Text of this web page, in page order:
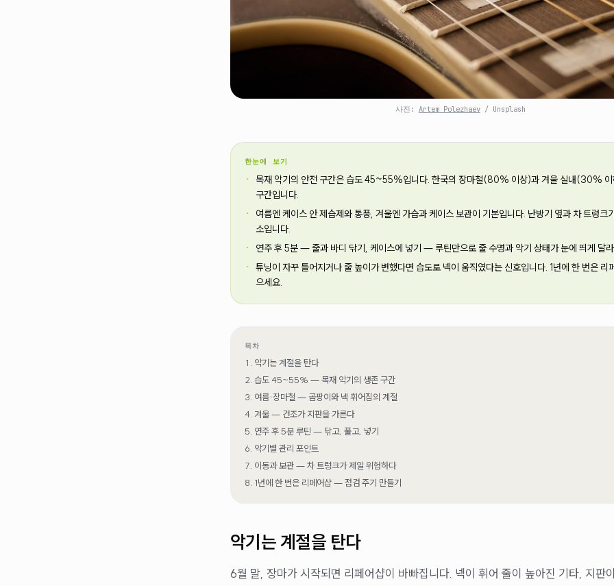
사진: Artem Polezhaev / Unsplash
한눈에 보기
목재 악기의 안전 구간은 습도 45~55%입니다. 한국의 장마철(80% 이상)과 겨울 실내(30% 이
구간입니다.
여름엔 케이스 안 제습제와 통풍, 겨울엔 가습과 케이스 보관이 기본입니다. 난방기 옆과 차 트렁크
소입니다.
연주 후 5분 — 줄과 바디 닦기, 케이스에 넣기 — 루틴만으로 줄 수명과 악기 상태가 눈에 띄게 달
튜닝이 자꾸 틀어지거나 줄 높이가 변했다면 습도로 넥이 움직였다는 신호입니다. 1년에 한 번은 리
으세요.
목차
악기는 계절을 탄다
습도 45~55% — 목재 악기의 생존 구간
여름·장마철 — 곰팡이와 넥 휘어짐의 계절
겨울 — 건조가 지판을 가른다
연주 후 5분 루틴 — 닦고, 풀고, 넣기
악기별 관리 포인트
이동과 보관 — 차 트렁크가 제일 위험하다
1년에 한 번은 리페어샵 — 점검 주기 만들기
악기는 계절을 탄다
6월 말, 장마가 시작되면 리페어샵이 바빠집니다. 넥이 휘어 줄이 높아진 기타, 지판